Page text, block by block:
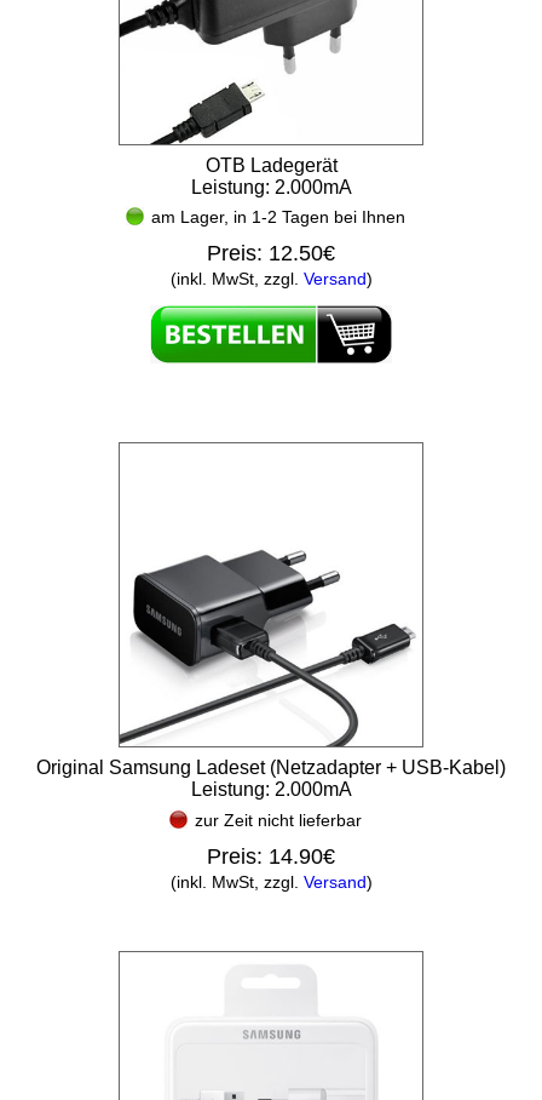
OTB Ladegerät
Leistung: 2.000mA
am Lager, in 1-2 Tagen bei Ihnen
Preis: 12.50€
(inkl. MwSt, zzgl. Versand)
Original Samsung Ladeset (Netzadapter + USB-Kabel)
Leistung: 2.000mA
zur Zeit nicht lieferbar
Preis: 14.90€
(inkl. MwSt, zzgl. Versand)